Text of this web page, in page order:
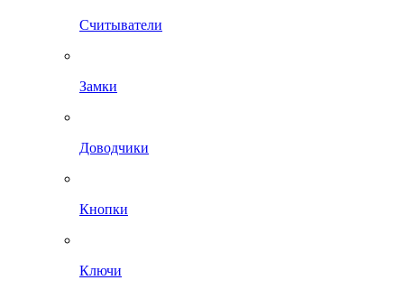
Считыватели
Замки
Доводчики
Кнопки
Ключи